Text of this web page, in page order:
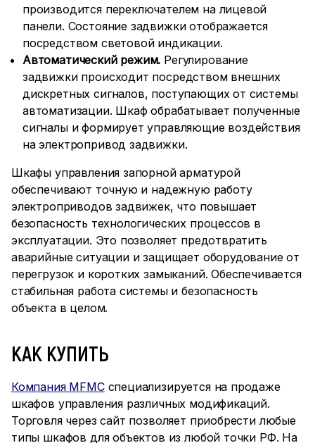
производится переключателем на лицевой
панели. Состояние задвижки отображается
посредством световой индикации.
Автоматический режим. Регулирование
задвижки происходит посредством внешних
дискретных сигналов, поступающих от системы
автоматизации. Шкаф обрабатывает полученные
сигналы и формирует управляющие воздействия
на электропривод задвижки.
Шкафы управления запорной арматурой
обеспечивают точную и надежную работу
электроприводов задвижек, что повышает
безопасность технологических процессов в
эксплуатации. Это позволяет предотвратить
аварийные ситуации и защищает оборудование от
перегрузок и коротких замыканий. Обеспечивается
стабильная работа системы и безопасность
объекта в целом.
КАК КУПИТЬ
Компания MFMCспециализируется на продаже
шкафов управления различных модификаций.
Торговля через сайт позволяет приобрести любые
типы шкафов для объектов из любой точки РФ. На